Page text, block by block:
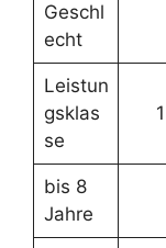
Geschl
echt
Leistun
gsklas
se
1
bis 8
Jahre